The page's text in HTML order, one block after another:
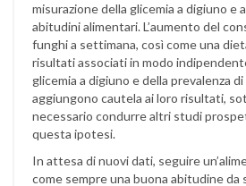
misurazione della glicemia a digiuno e
abitudini alimentari. L’aumento del
funghi a settimana, così come una
risultati associati in modo
glicemia a digiuno e della prevalenza
aggiungono cautela ai loro risultati,
necessario condurre altri studi
questa ipotesi.
In attesa di nuovi dati, seguire
come sempre una buona abitudine da